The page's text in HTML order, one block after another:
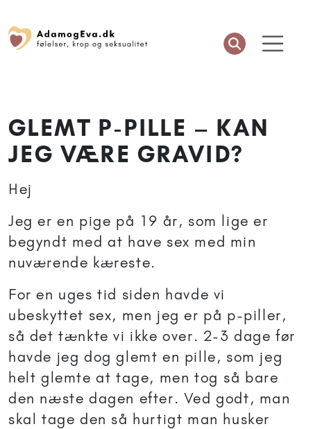
GLEMT P-PILLE – KAN
JEG VÆRE GRAVID?
Hej
Jeg er en pige på 19 år, som lige er
begyndt med at have sex med min
nuværende kæreste.
For en uges tid siden havde vi
ubeskyttet sex, men jeg er på p-piller,
så det tænkte vi ikke over. 2-3 dage før
havde jeg dog glemt en pille, som jeg
helt glemte at tage, men tog så bare
den næste dagen efter. Ved godt, man
skal tage den så hurtigt man husker